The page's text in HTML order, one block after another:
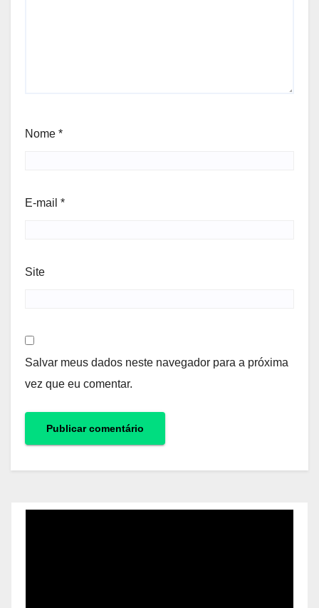
Nome *
E-mail *
Site
Salvar meus dados neste navegador para a próxima
vez que eu comentar.